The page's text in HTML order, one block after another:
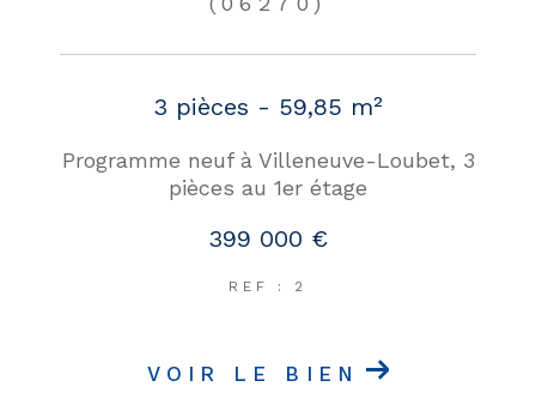
3 pièces - 59,85 m²
Programme neuf à Villeneuve-Loubet, 3
pièces au 1er étage
399 000 €
REF : 2
VOIR LE BIEN